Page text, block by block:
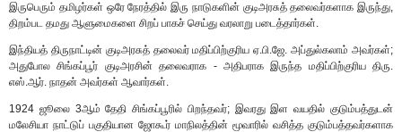
இருபெரும் தமிழர்கள் ஒரே நேரத்தில் இரு நாடுகளின் குடிஅரசுத் தலைவர்களாக இருந்து,
திறம்பட தமது ஆளுமைகளை சிறப் பாகச் செய்து வரலாறு படைத்தார்கள்.
இந்தியத் திருநாட்டின் குடிஅரசுத் தலைவர் மதிப்பிற்குரிய ஏ.பி.ஜே. அப்துல்கலாம் அவர்கள்;
அதுபோல சிங்கப்பூர் குடிஅரசின் தலைவராக - அதிபராக இருந்த மதிப்பிற்குரிய திரு.
எஸ்.ஆர். நாதன் அவர்கள் ஆவார்கள்.
1924 ஜூலை 3ஆம் தேதி சிங்கப்பூரில் பிறந்தவர்; இவரது இள வயதில் குடும்பத்துடன்
மலேசியா நாட்டுப் பகுதியான ஜோகூர் மாநிலத்தின் மூவாரில் வசித்த குடும்பத்தவர்களாக